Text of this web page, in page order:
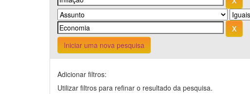
Iniciar uma nova pesquisa
Adicionar filtros:
Utilizar filtros para refinar o resultado da pesquisa.